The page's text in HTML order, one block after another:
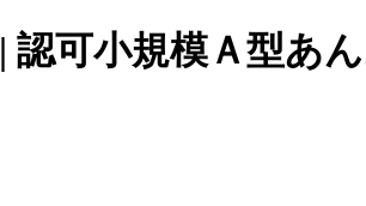
| 認可小規模Ａ型あ